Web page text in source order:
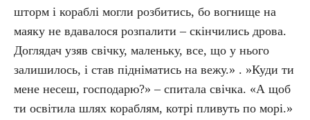
шторм і кораблі могли розбитись, бо вогнище на
маяку не вдавалося розпалити – скінчились дрова.
Доглядач узяв свічку, маленьку, все, що у нього
залишилось, і став підніматись на вежу.» . »Куди ти
мене несеш, господарю?» – спитала свічка. «А щоб
ти освітила шлях кораблям, котрі пливуть по морі.»